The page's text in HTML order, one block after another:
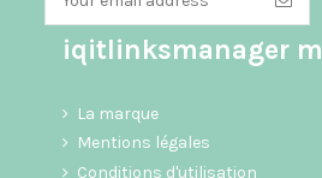
iqitlinksmanager
La marque
Mentions légales
Conditions d'utilisation